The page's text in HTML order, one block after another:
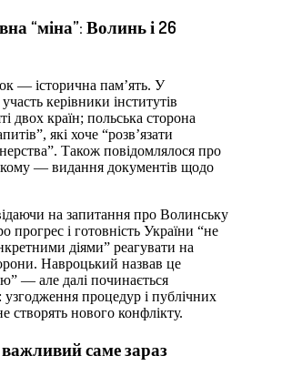
“міна”: Волинь і 26
— історична пам’ять. У
керівники інститутів
двох країн; польська сторона
які хоче “розв’язати
Також повідомлялося про
— видання документів щодо
на запитання про Волинську
прогрес і готовність України “не
діями” реагувати на
Навроцький назвав це
— але далі починається
узгодження процедур і публічних
створять нового конфлікту.
саме зараз